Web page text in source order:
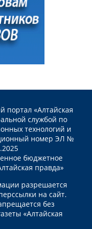
портал «Алтайская
службой по
технологий и
номер ЭЛ №
бюджетное
правда»
разрешается
на сайт.
без
«Алтайская